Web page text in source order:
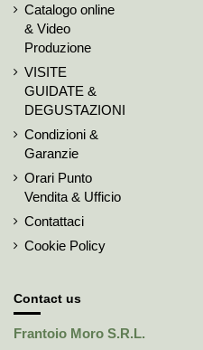
Catalogo online
& Video
Produzione
VISITE
GUIDATE &
DEGUSTAZIONI
Condizioni &
Garanzie
Orari Punto
Vendita & Ufficio
Contattaci
Cookie Policy
Contact us
Frantoio Moro S.R.L.